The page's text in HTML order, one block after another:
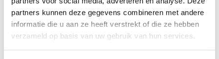
partners kunnen deze gegevens combineren met andere
informatie die u aan ze heeft verstrekt of die ze hebben
verzameld op basis van uw gebruik van hun services.
Je huidige adres*